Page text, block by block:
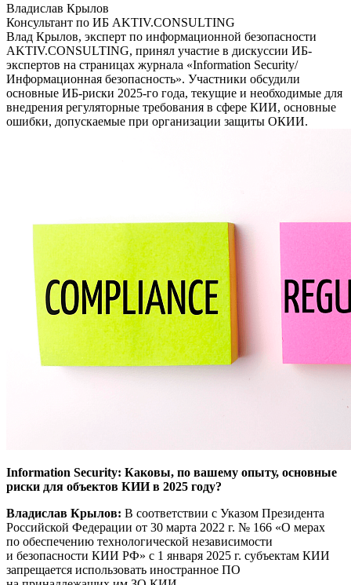
Владислав Крылов
Консультант по ИБ AKTIV.CONSULTING
Влад Крылов, эксперт по информационной безопасности
AKTIV.CONSULTING, принял участие в дискуссии ИБ-
экспертов на страницах журнала «Information Security/
Информационная безопасность». Участники обсудили
основные ИБ-риски 2025-го года, текущие и необходимые для
внедрения регуляторные требования в сфере КИИ, основные
ошибки, допускаемые при организации защиты ОКИИ.
Information Security: Каковы, по вашему опыту, основные
риски для объектов КИИ в 2025 году?
Владислав Крылов: В соответствии с Указом Президента
Российской Федерации от 30 марта 2022 г. № 166 «О мерах
по обеспечению технологической независимости
и безопасности КИИ РФ» с 1 января 2025 г. субъектам КИИ
запрещается использовать иностранное ПО